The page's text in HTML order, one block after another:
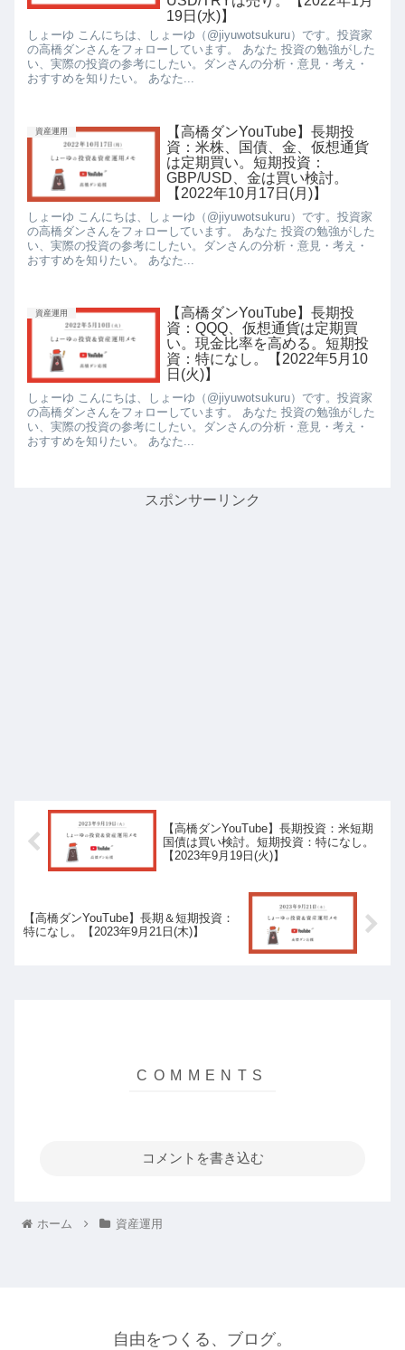
19日(水)】
しょーゆ こんにちは、しょーゆ（@jiyuwotsukuru）です。投資家
の高橋ダンさんをフォローしています。 あなた 投資の勉強がした
い、実際の投資の参考にしたい。ダンさんの分析・意見・考え・
おすすめを知りたい。 あなた...
資産運用
【高橋ダンYouTube】長期投
資：米株、国債、金、仮想通貨
は定期買い。短期投資：
GBP/USD、金は買い検討。
【2022年10月17日(月)】
しょーゆ こんにちは、しょーゆ（@jiyuwotsukuru）です。投資家
の高橋ダンさんをフォローしています。 あなた 投資の勉強がした
い、実際の投資の参考にしたい。ダンさんの分析・意見・考え・
おすすめを知りたい。 あなた...
資産運用
【高橋ダンYouTube】長期投
資：QQQ、仮想通貨は定期買
い。現金比率を高める。短期投
資：特になし。【2022年5月10
日(火)】
しょーゆ こんにちは、しょーゆ（@jiyuwotsukuru）です。投資家
の高橋ダンさんをフォローしています。 あなた 投資の勉強がした
い、実際の投資の参考にしたい。ダンさんの分析・意見・考え・
おすすめを知りたい。 あなた...
スポンサーリンク
【高橋ダンYouTube】長期投資：米短期
国債は買い検討。短期投資：特になし。
【2023年9月19日(火)】
【高橋ダンYouTube】長期＆短期投資：
特になし。【2023年9月21日(木)】
コメントを書き込む
ホーム 資産運用
自由をつくる、ブログ。